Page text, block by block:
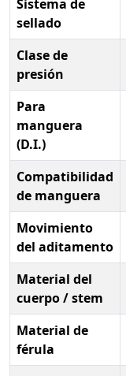
Sistema de
sellado
Clase de
presión
Para
manguera
(D.I.)
Compatibilidad
de manguera
Movimiento
del aditamento
Material del
cuerpo / stem
Material de
férula